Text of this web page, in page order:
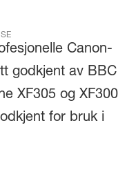
Canon-
godkjent av BBC
XF305 og XF300
for bruk i